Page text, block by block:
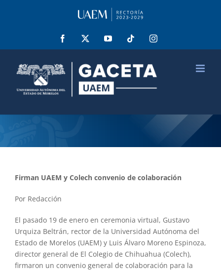
Facebook YouTube Tiktok Instagram
Firman UAEM y Colech convenio de colaboración
Por Redacción
El pasado 19 de enero en ceremonia virtual, Gustavo
Urquiza Beltrán, rector de la Universidad Autónoma del
Estado de Morelos (UAEM) y Luis Álvaro Moreno Espinoza,
director general de El Colegio de Chihuahua (Colech),
firmaron un convenio general de colaboración para la